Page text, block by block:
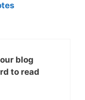
blog
to read